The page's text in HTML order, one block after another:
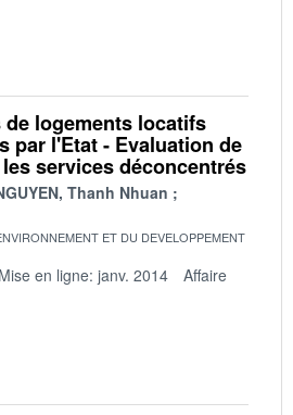
logements locatifs
par l'Etat - Evaluation de
services déconcentrés
Thanh Nhuan
ET DU DEVELOPPEMENT
Mise en ligne: janv. 2014
Affaire